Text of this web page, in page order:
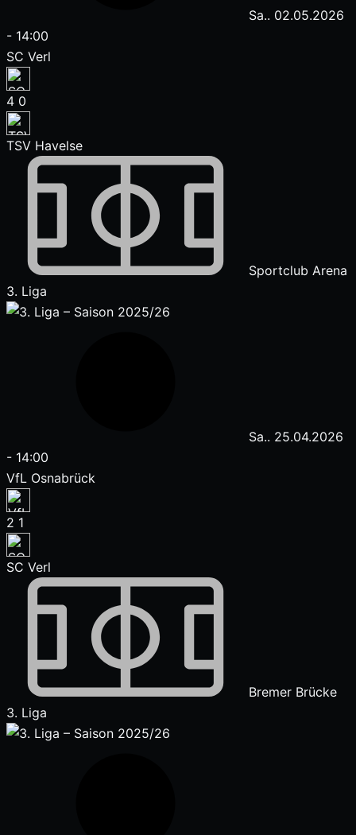
Sa.. 02.05.2026
- 14:00
SC Verl
4 0
TSV Havelse
Sportclub Arena
3. Liga
Sa.. 25.04.2026
- 14:00
VfL Osnabrück
2 1
SC Verl
Bremer Brücke
3. Liga